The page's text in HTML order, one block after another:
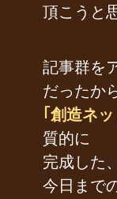
頂こうと
記事群を
だったから
｢創造ネ
質的に
完成した
今日まで